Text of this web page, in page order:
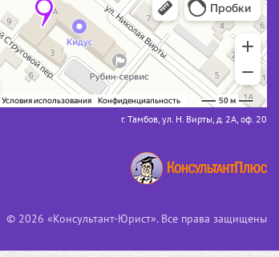
г. Тамбов, ул. Н. Вирты, д. 2А, оф. 20
© 2026 «Консультант-Юрист». Все права защищены